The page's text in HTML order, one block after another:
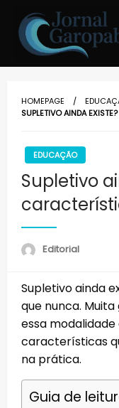
content
Jornal
HOMEPAGE
SUPLETIVO AINDA
EDUCAÇÃO
Supletivo
Editorial
Supletivo ainda
que nunca.
essa modalidade
características
na prática.
Guia de